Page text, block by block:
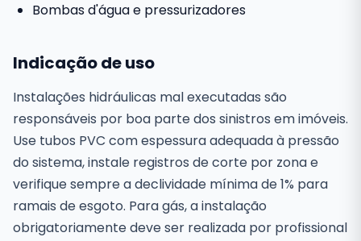
Bombas d'água e pressurizadores
Indicação de uso
Instalações hidráulicas mal executadas são
responsáveis por boa parte dos sinistros em imóveis.
Use tubos PVC com espessura adequada à pressão
do sistema, instale registros de corte por zona e
verifique sempre a declividade mínima de 1% para
ramais de esgoto. Para gás, a instalação
obrigatoriamente deve ser realizada por profissional